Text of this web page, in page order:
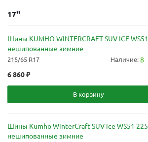
17''
Шины KUMHO WINTERCRAFT SUV ICE
нешипованные зимние
215/65 R17 Наличие:8
6 860₽
В корзину
Шины Kumho WinterCraft SUV ice WS51
нешипованные зимние